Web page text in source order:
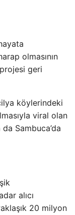
olmasının
geri
köylerindeki
viral olan
Sambuca’da
alıcı
20 milyon